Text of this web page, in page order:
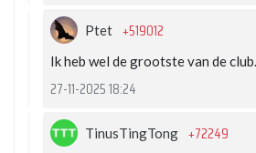
Ptet +519012
Ik heb wel de grootste van de
27-11-2025 18:24
TinusTingTong +72249